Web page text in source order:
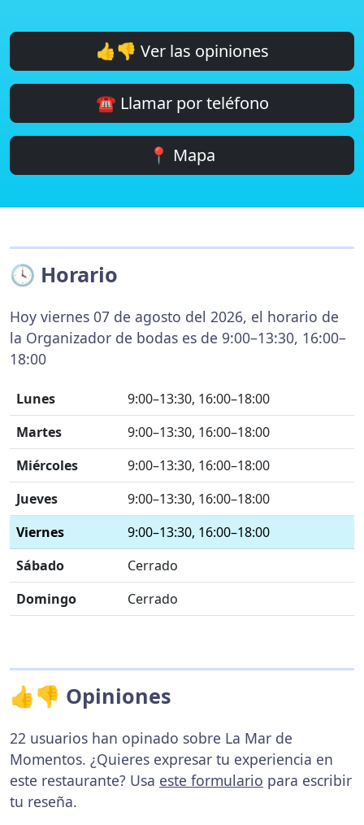
👍👎 Ver las opiniones
☎️ Llamar por teléfono
📍 Mapa
🕓 Horario
Hoy viernes 07 de agosto del 2026, el horario de
la Organizador de bodas es de 9:00–13:30, 16:00–
18:00
Lunes
9:00–13:30, 16:00–18:00
Martes
9:00–13:30, 16:00–18:00
Miércoles
9:00–13:30, 16:00–18:00
Jueves
9:00–13:30, 16:00–18:00
Viernes
9:00–13:30, 16:00–18:00
Sábado
Cerrado
Domingo
Cerrado
👍👎 Opiniones
22 usuarios han opinado sobre La Mar de
Momentos. ¿Quieres expresar tu experiencia en
este restaurante? Usa este formulario para escribir
tu reseña.